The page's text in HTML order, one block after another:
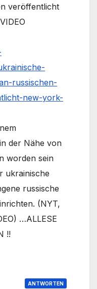
veröffentlicht
russischen-
new-york-
der Nähe von
worden sein
ukrainische
russische
(NYT,
…ALLESE
!!
ANTWORTEN